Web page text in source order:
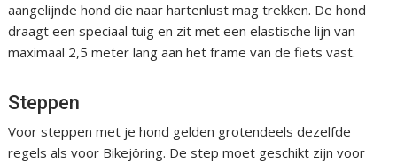
aangelijnde hond die naar hartenlust mag trekken. De hond
draagt een speciaal tuig en zit met een elastische lijn van
maximaal 2,5 meter lang aan het frame van de fiets vast.
Steppen
Voor steppen met je hond gelden grotendeels dezelfde
regels als voor Bikejöring. De step moet geschikt zijn voor